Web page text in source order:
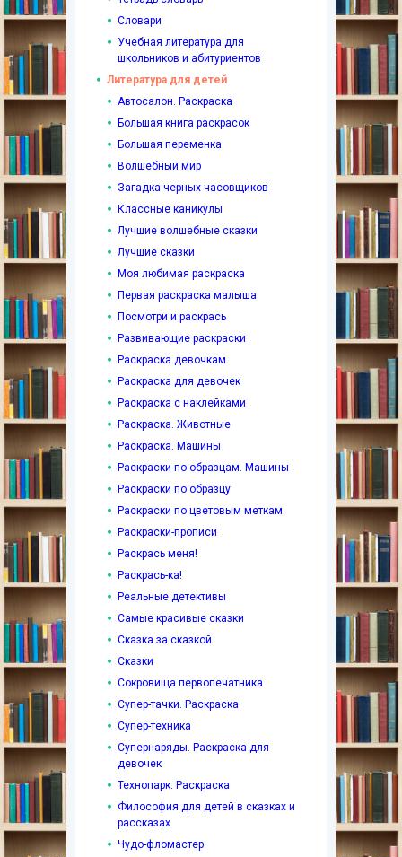
Словари
Учебная литература для
школьников и абитуриентов
Литература для детей
Автосалон. Раскраска
Большая книга раскрасок
Большая переменка
Волшебный мир
Загадка черных часовщиков
Классные каникулы
Лучшие волшебные сказки
Лучшие сказки
Моя любимая раскраска
Первая раскраска малыша
Посмотри и раскрась
Развивающие раскраски
Раскраска девочкам
Раскраска для девочек
Раскраска с наклейками
Раскраска. Животные
Раскраска. Машины
Раскраски по образцам. Машины
Раскраски по образцу
Раскраски по цветовым меткам
Раскраски-прописи
Раскрась меня!
Раскрась-ка!
Реальные детективы
Самые красивые сказки
Сказка за сказкой
Сказки
Сокровища первопечатника
Супер-тачки. Раскраска
Супер-техника
Супернаряды. Раскраска для
девочек
Технопарк. Раскраска
Философия для детей в сказках и
рассказах
Чудо-фломастер